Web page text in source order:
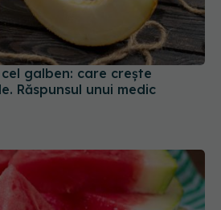
galben: care crește
Răspunsul unui medic